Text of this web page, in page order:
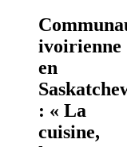
ivoirienne
en
: « La
cuisine,